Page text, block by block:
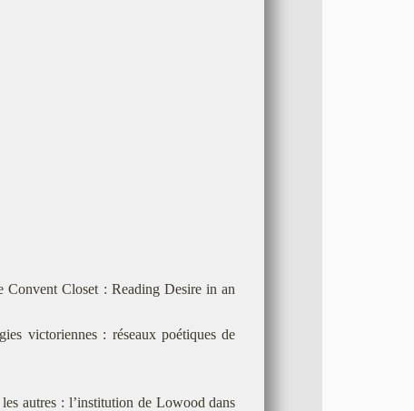
Closet : Reading Desire in an
victoriennes : réseaux poétiques de
autres : l’institution de Lowood dans